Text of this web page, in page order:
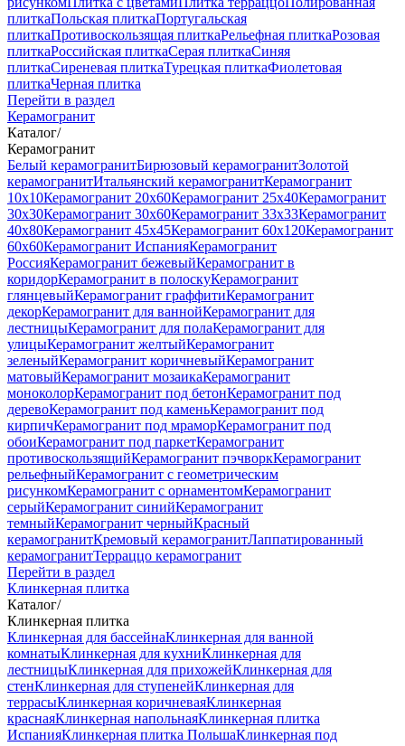
плиткаПольская плиткаПортугальская
плиткаПротивоскользящая плиткаРельефная плиткаРозовая
плиткаРоссийская плиткаСерая плиткаСиняя
плиткаСиреневая плиткаТурецкая плиткаФиолетовая
плиткаЧерная плитка
Перейти в раздел
Керамогранит
Каталог/
Керамогранит
Белый керамогранитБирюзовый керамогранитЗолотой
керамогранитИтальянский керамогранитКерамогранит
10x10Керамогранит 20x60Керамогранит 25x40Керамогранит
30x30Керамогранит 30x60Керамогранит 33x33Керамогранит
40x80Керамогранит 45x45Керамогранит 60x120Керамогранит
60x60Керамогранит ИспанияКерамогранит
РоссияКерамогранит бежевыйКерамогранит в
коридорКерамогранит в полоскуКерамогранит
глянцевыйКерамогранит граффитиКерамогранит
декорКерамогранит для ваннойКерамогранит для
лестницыКерамогранит для полаКерамогранит для
улицыКерамогранит желтыйКерамогранит
зеленыйКерамогранит коричневыйКерамогранит
матовыйКерамогранит мозаикаКерамогранит
моноколорКерамогранит под бетонКерамогранит под
деревоКерамогранит под каменьКерамогранит под
кирпичКерамогранит под мраморКерамогранит под
обоиКерамогранит под паркетКерамогранит
противоскользящийКерамогранит пэчворкКерамогранит
рельефныйКерамогранит с геометрическим
рисункомКерамогранит с орнаментомКерамогранит
серыйКерамогранит синийКерамогранит
темныйКерамогранит черныйКрасный
керамогранитКремовый керамогранитЛаппатированный
керамогранитТерраццо керамогранит
Перейти в раздел
Клинкерная плитка
Каталог/
Клинкерная плитка
Клинкерная для бассейнаКлинкерная для ванной
комнатыКлинкерная для кухниКлинкерная для
лестницыКлинкерная для прихожейКлинкерная для
стенКлинкерная для ступенейКлинкерная для
террасыКлинкерная коричневаяКлинкерная
краснаяКлинкерная напольнаяКлинкерная плитка
ИспанияКлинкерная плитка ПольшаКлинкерная под